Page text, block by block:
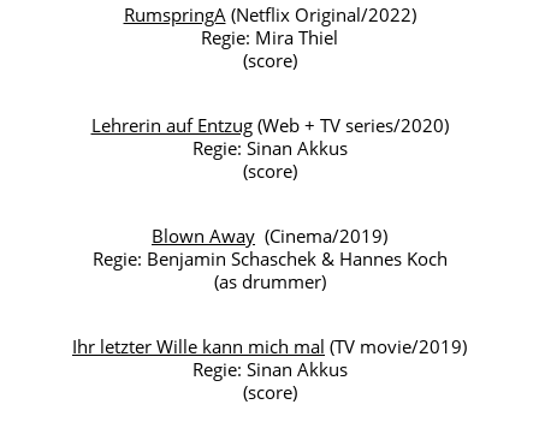
RumspringA (Netflix Original/2022)
Regie: Mira Thiel
(score)
Lehrerin auf Entzug(Web + TV series/2020)
Regie: Sinan Akkus
(score)
Blown Away (Cinema/2019)
Regie: Benjamin Schaschek & Hannes Koch
(as drummer)
Ihr letzter Wille kann mich mal (TV movie/2019)
Regie: Sinan Akkus
(score)